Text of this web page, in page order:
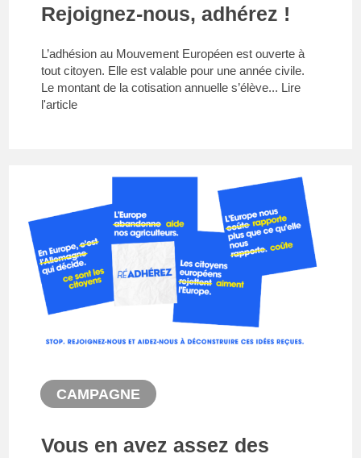
Rejoignez-nous, adhérez !
L’adhésion au Mouvement Européen est ouverte à
tout citoyen. Elle est valable pour une année civile.
Le montant de la cotisation annuelle s’élève... Lire
l'article
CAMPAGNE
Vous en avez assez des